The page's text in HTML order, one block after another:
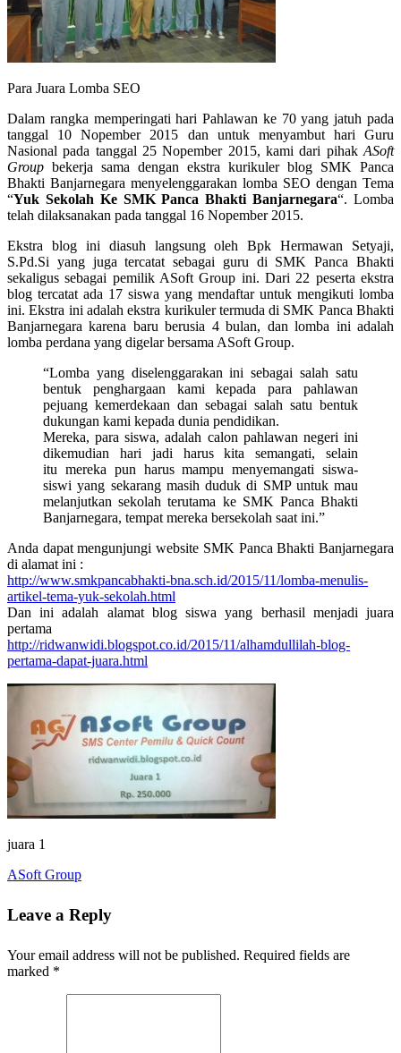
Para Juara Lomba SEO
Dalam rangka memperingati hari Pahlawan ke 70 yang jatuh pada
tanggal 10 Nopember 2015 dan untuk menyambut hari Guru
Nasional pada tanggal 25 Nopember 2015, kami dari pihak ASoft
Group bekerja sama dengan ekstra kurikuler blog SMK Panca
Bhakti Banjarnegara menyelenggarakan lomba SEO dengan Tema
“Yuk Sekolah Ke SMK Panca Bhakti Banjarnegara“. Lomba
telah dilaksanakan pada tanggal 16 Nopember 2015.
Ekstra blog ini diasuh langsung oleh Bpk Hermawan Setyaji,
S.Pd.Si yang juga tercatat sebagai guru di SMK Panca Bhakti
sekaligus sebagai pemilik ASoft Group ini. Dari 22 peserta ekstra
blog tercatat ada 17 siswa yang mendaftar untuk mengikuti lomba
ini. Ekstra ini adalah ekstra kurikuler termuda di SMK Panca Bhakti
Banjarnegara karena baru berusia 4 bulan, dan lomba ini adalah
lomba perdana yang digelar bersama ASoft Group.
“Lomba yang diselenggarakan ini sebagai salah satu
bentuk penghargaan kami kepada para pahlawan
pejuang kemerdekaan dan sebagai salah satu bentuk
dukungan kami kepada dunia pendidikan.
Mereka, para siswa, adalah calon pahlawan negeri ini
dikemudian hari jadi harus kita semangati, selain
itu mereka pun harus mampu menyemangati siswa-
siswi yang sekarang masih duduk di SMP untuk mau
melanjutkan sekolah terutama ke SMK Panca Bhakti
Banjarnegara, tempat mereka bersekolah saat ini.”
Anda dapat mengunjungi website SMK Panca Bhakti Banjarnegara
di alamat ini :
http://www.smkpancabhakti-bna.sch.id/2015/11/lomba-menulis-
artikel-tema-yuk-sekolah.html
Dan ini adalah alamat blog siswa yang berhasil menjadi juara
pertama
http://ridwanwidi.blogspot.co.id/2015/11/alhamdullilah-blog-
pertama-dapat-juara.html
juara 1
ASoft Group
Leave a Reply
Your email address will not be published. Required fields are
marked *